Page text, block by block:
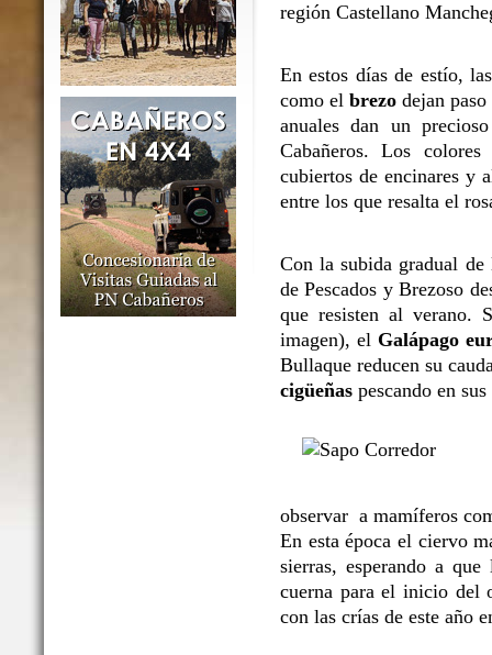
región Castellano
En estos días de estío,
como elbrezodejan
anuales dan un
Cabañeros. Los
cubiertos de encinares y
entre los que resalta el
Con la subida gradual de
de Pescados y Brezoso
que resisten al verano.
imagen), el Galápago
Bullaque reducen su
cigüeñas pescando en
observar a mamíferos
En esta época el ciervo
sierras, esperando a
cuerna para el inicio del
con las crías de este año